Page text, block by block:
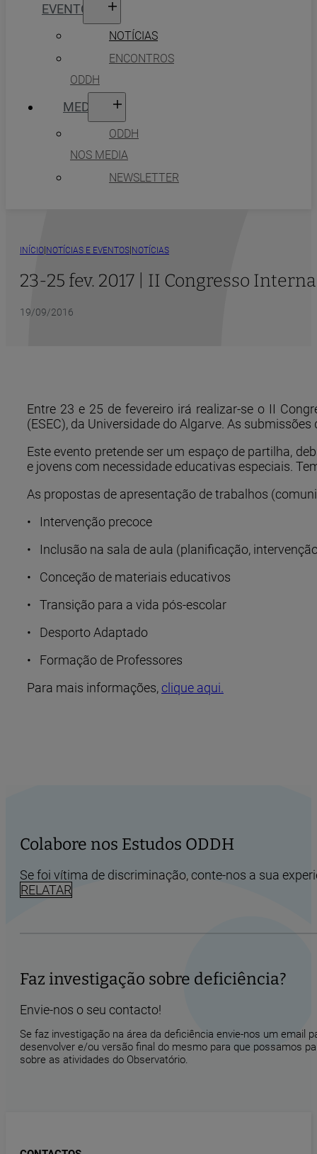
EVENTOS
NOTÍCIAS
ENCONTROS
ODDH
MEDIA
ODDH
NOS MEDIA
NEWSLETTER
INÍCIO|NOTÍCIAS E EVENTOS|NOTÍCIAS
23-25 fev. 2017 | II Congresso
19/09/2016
Entre 23 e 25 de fevereiro irá realizar-se o II
(ESEC), da Universidade do Algarve. As
Este evento pretende ser um espaço de partilha,
e jovens com necessidade educativas especiais.
As propostas de apresentação de trabalhos
• Intervenção precoce
• Inclusão na sala de aula (planificação,
• Conceção de materiais educativos
• Transição para a vida pós-escolar
• Desporto Adaptado
• Formação de Professores
Para mais informações, clique aqui.
Colabore nos Estudos ODDH
Se foi vítima de discriminação, conte-nos a sua
RELATAR
Faz investigação sobre deficiência?
Envie-nos o seu contacto!
Se faz investigação na área da deficiência envie-nos um
desenvolver e/ou versão final do mesmo para que possamos
sobre as atividades do Observatório.